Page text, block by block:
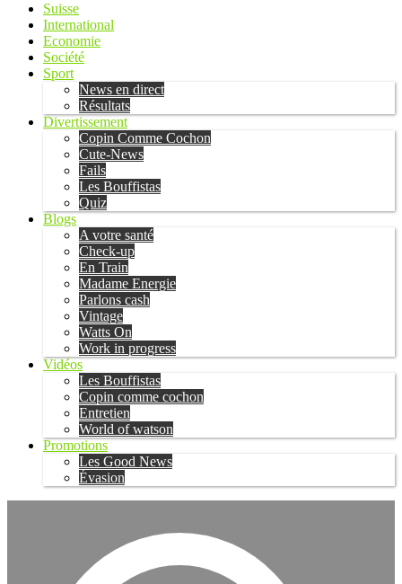
Suisse
International
Economie
Société
Sport
News en direct
Résultats
Divertissement
Copin Comme Cochon
Cute-News
Fails
Les Bouffistas
Quiz
Blogs
A votre santé
Check-up
En Train
Madame Energie
Parlons cash
Vintage
Watts On
Work in progress
Vidéos
Les Bouffistas
Copin comme cochon
Entretien
World of watson
Promotions
Les Good News
Évasion